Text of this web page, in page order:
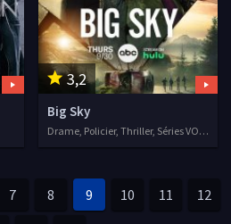
3,2
Big Sky
Drame, Policier, Thriller, Séries VOSTFR, 2020
7 8 9 10 11 12